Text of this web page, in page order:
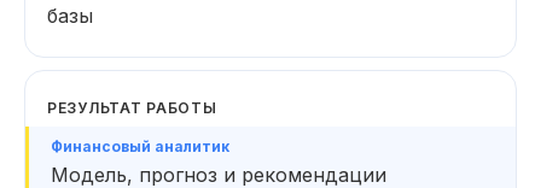
базы
РЕЗУЛЬТАТ РАБОТЫ
Модель, прогноз и рекомендации